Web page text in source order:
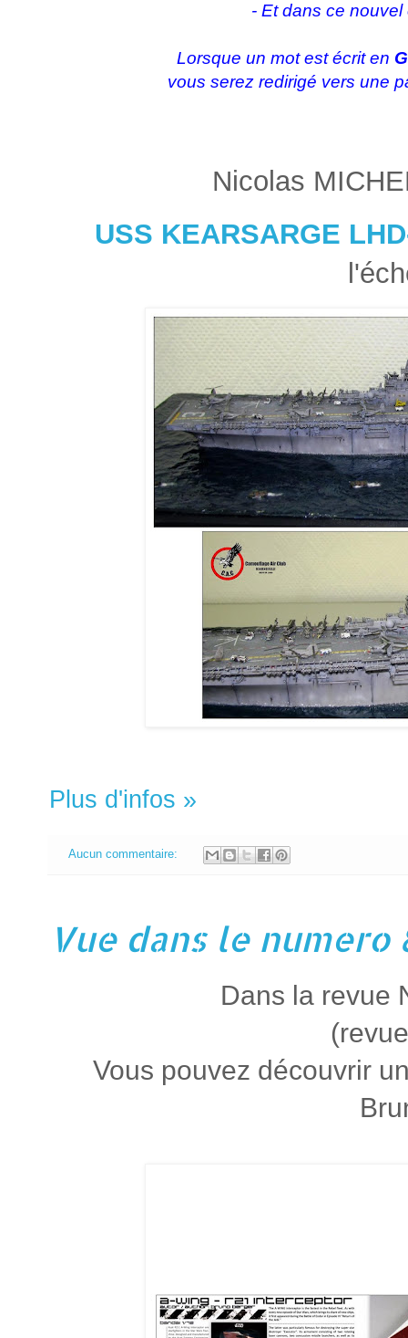
- Et dans ce
Lorsque un mot est écrit en
vous serez redirigé vers une
Nicolas
USS KEARSARGE
Plus d'infos »
Aucun commentaire:
Vue dans le numero
Dans la revue
Vous pouvez découvrir